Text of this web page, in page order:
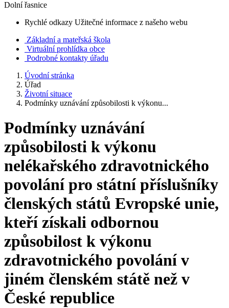
Dolní řasnice
Rychlé odkazy Užitečné informace z našeho webu
Základní a mateřská škola
Virtuální prohlídka obce
Podrobné kontakty úřadu
Úvodní stránka
Úřad
Životní situace
Podmínky uznávání způsobilosti k výkonu...
Podmínky uznávání
způsobilosti k výkonu
nelékařského zdravotnického
povolání pro státní příslušníky
členských států Evropské unie,
kteří získali odbornou
způsobilost k výkonu
zdravotnického povolání v
jiném členském státě než v
České republice